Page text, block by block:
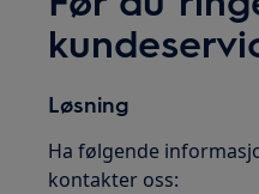
Løsning
Ha følgende
kontakter oss: